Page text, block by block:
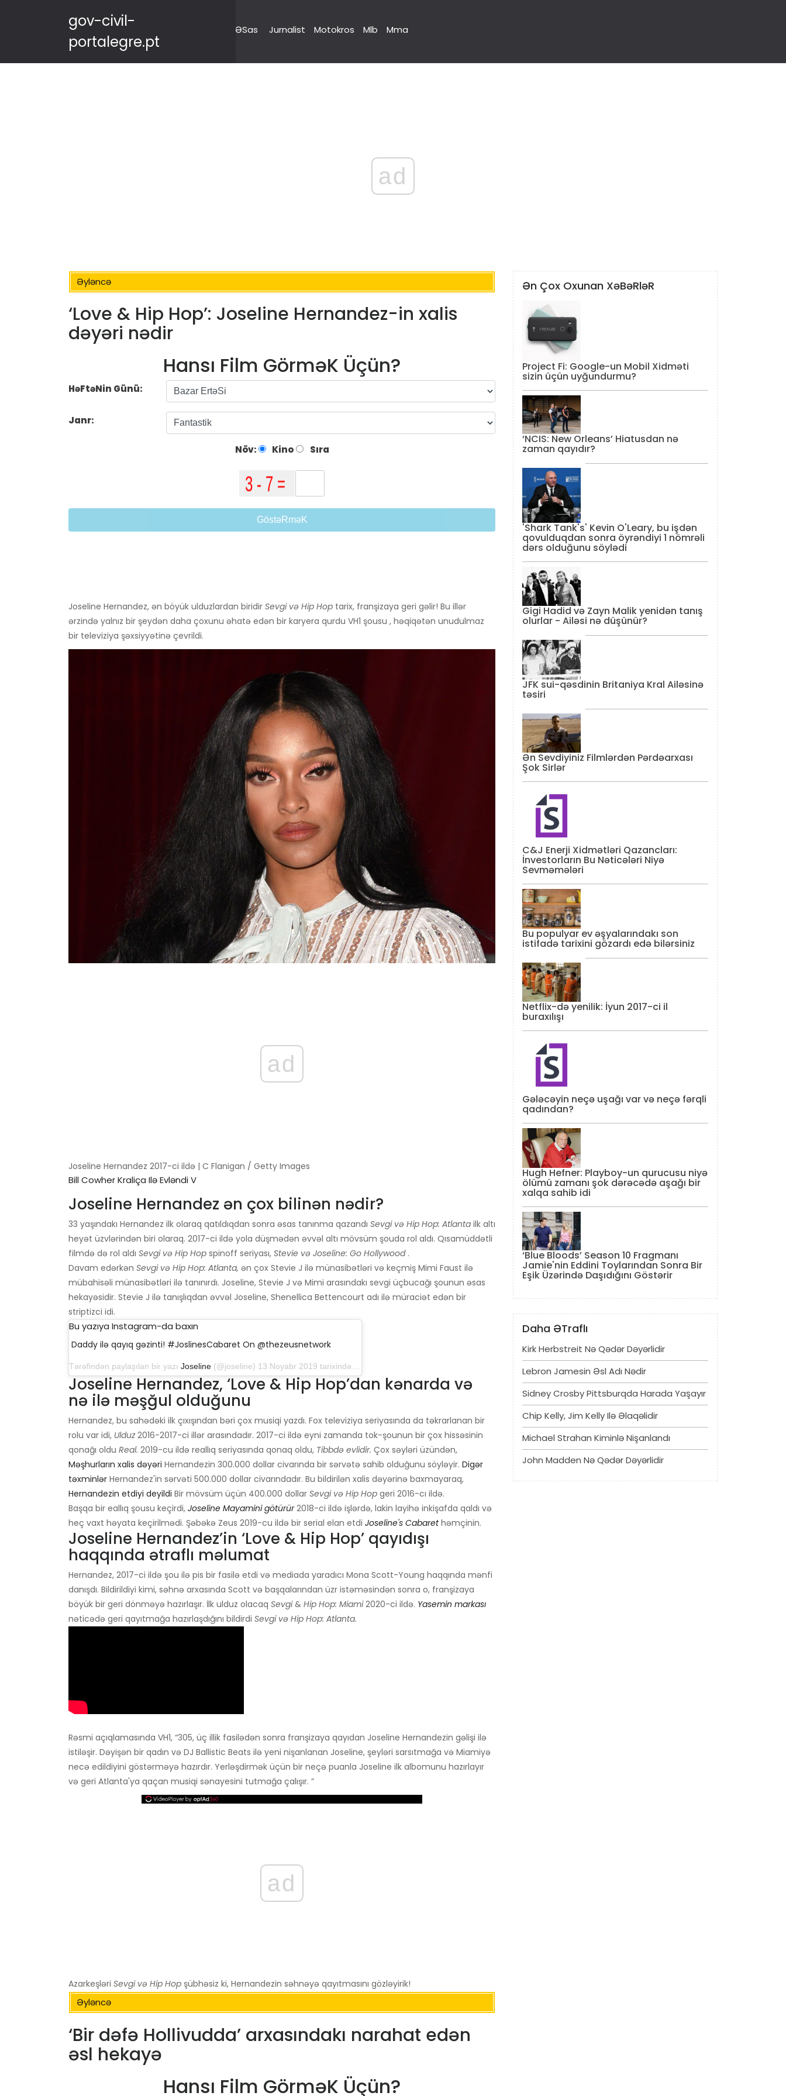
gov-civil-
portalegre.pt
ƏSas Jurnalist Motokros Mlb Mma
ad
Əyləncə
‘Love & Hip Hop’: Joseline Hernandez-in xalis
dəyəri nədir
Hansı Film GörməK Üçün?
HəFtəNin Günü:
Janr:
Növ: Kino Sıra
GöstəRməK
Joseline Hernandez, ən böyük ulduzlardan biridir Sevgi və Hip Hop tarix, franşizaya geri gəlir! Bu illər
ərzində yalnız bir şeydən daha çoxunu əhatə edən bir karyera qurdu VH1 şousu , həqiqətən unudulmaz
bir televiziya şəxsiyyətinə çevrildi.
ad
Joseline Hernandez 2017-ci ildə | C Flanigan / Getty Images
Bill Cowher Kraliça Ilə Evləndi V
Joseline Hernandez ən çox bilinən nədir?
33 yaşındakı Hernandez ilk olaraq qatıldıqdan sonra əsas tanınma qazandı Sevgi və Hip Hop: Atlanta ilk altı
heyət üzvlərindən biri olaraq. 2017-ci ildə yola düşmədən əvvəl altı mövsüm şouda rol aldı. Qısamüddətli
filmdə də rol aldı Sevgi və Hip Hop spinoff seriyası, Stevie və Joseline: Go Hollywood.
Davam edərkən Sevgi və Hip Hop: Atlanta, ən çox Stevie J ilə münasibətləri və keçmiş Mimi Faust ilə
mübahisəli münasibətləri ilə tanınırdı. Joseline, Stevie J və Mimi arasındakı sevgi üçbucağı şounun əsas
hekayəsidir. Stevie J ilə tanışlıqdan əvvəl Joseline, Shenellica Bettencourt adı ilə müraciət edən bir
striptizci idi.
Bu yazıya Instagram-da baxın
Daddy ilə qayıq gəzinti! #JoslinesCabaret On @thezeusnetwork
Tərəfindən paylaşılan bir yazı Joseline (@joseline) 13 Noyabr 2019 tarixində 16:30 PST
Joseline Hernandez, ‘Love & Hip Hop’dan kənarda və
nə ilə məşğul olduğunu
Hernandez, bu sahədəki ilk çıxışından bəri çox musiqi yazdı. Fox televiziya seriyasında da təkrarlanan bir
rolu var idi, Ulduz2016-2017-ci illər arasındadır. 2017-ci ildə eyni zamanda tok-şounun bir çox hissəsinin
qonağı oldu Real. 2019-cu ildə reallıq seriyasında qonaq oldu, Tibbdə evlidir. Çox səyləri üzündən,
Məşhurların xalis dəyəri Hernandezin 300.000 dollar civarında bir sərvətə sahib olduğunu söyləyir. Digər
təxminlər Hernandez'in sərvəti 500.000 dollar civarındadır. Bu bildirilən xalis dəyərinə baxmayaraq,
Hernandezin etdiyi deyildi Bir mövsüm üçün 400.000 dollar Sevgi və Hip Hop geri 2016-cı ildə.
Başqa bir eallıq şousu keçirdi, Joseline Mayamini götürür 2018-ci ildə işlərdə, lakin layihə inkişafda qaldı və
heç vaxt həyata keçirilmədi. Şəbəkə Zeus 2019-cu ildə bir serial elan etdi Joseline's Cabaret həmçinin.
Joseline Hernandez’in ‘Love & Hip Hop’ qayıdışı
haqqında ətraflı məlumat
Hernandez, 2017-ci ildə şou ilə pis bir fasilə etdi və mediada yaradıcı Mona Scott-Young haqqında mənfi
danışdı. Bildirildiyi kimi, səhnə arxasında Scott və başqalarından üzr istəməsindən sonra o, franşizaya
böyük bir geri dönməyə hazırlaşır. İlk ulduz olacaq Sevgi& Hip Hop: Miami2020-ci ildə. Yasemin markası
nəticədə geri qayıtmağa hazırlaşdığını bildirdi Sevgi və Hip Hop: Atlanta.
Rəsmi açıqlamasında VH1, “305, üç illik fasilədən sonra franşizaya qayıdan Joseline Hernandezin gəlişi ilə
istiləşir. Dəyişən bir qadın və DJ Ballistic Beats ilə yeni nişanlanan Joseline, şeyləri sarsıtmağa və Miamiyə
necə edildiyini göstərməyə hazırdır. Yerləşdirmək üçün bir neçə puanla Joseline ilk albomunu hazırlayır
və geri Atlanta'ya qaçan musiqi sənayesini tutmağa çalışır. ”
ad
Azarkeşləri Sevgi və Hip Hop şübhəsiz ki, Hernandezin səhnəyə qayıtmasını gözləyirik!
Əyləncə
‘Bir dəfə Hollivudda’ arxasındakı narahat edən
əsl hekayə
Hansı Film GörməK Üçün?
Ən Çox Oxunan XəBəRləR
Project Fi: Google-un Mobil Xidməti
sizin üçün uyğundurmu?
‘NCIS: New Orleans’ Hiatusdan nə
zaman qayıdır?
'Shark Tank's' Kevin O'Leary, bu işdən
qovulduqdan sonra öyrəndiyi 1 nömrəli
dərs olduğunu söylədi
Gigi Hadid və Zayn Malik yenidən tanış
olurlar - Ailəsi nə düşünür?
JFK sui-qəsdinin Britaniya Kral Ailəsinə
təsiri
Ən Sevdiyiniz Filmlərdən Pərdəarxası
Şok Sirlər
C&J Enerji Xidmətləri Qazancları:
İnvestorların Bu Nəticələri Niyə
Sevməmələri
Bu populyar ev əşyalarındakı son
istifadə tarixini gözardı edə bilərsiniz
Netflix-də yenilik: İyun 2017-ci il
buraxılışı
Gələcəyin neçə uşağı var və neçə fərqli
qadından?
Hugh Hefner: Playboy-un qurucusu niyə
ölümü zamanı şok dərəcədə aşağı bir
xalqa sahib idi
‘Blue Bloods’ Season 10 Fragmanı
Jamie'nin Eddini Toylarından Sonra Bir
Eşik Üzərində Daşıdığını Göstərir
Daha ƏTraflı
Kirk Herbstreit Nə Qədər Dəyərlidir
Lebron Jamesin Əsl Adı Nədir
Sidney Crosby Pittsburqda Harada Yaşayır
Chip Kelly, Jim Kelly Ilə Əlaqəlidir
Michael Strahan Kiminlə Nişanlandı
John Madden Nə Qədər Dəyərlidir